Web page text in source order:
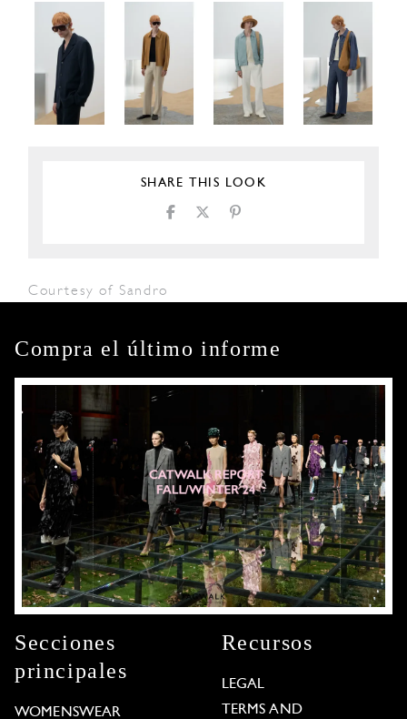
SHARE THIS LOOK
Courtesy of Sandro
Compra el último informe
Secciones
principales
WOMENSWEAR
Recursos
LEGAL
TERMS AND